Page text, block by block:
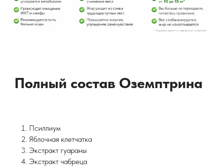
Полный состав Оземптрина
Псиллиум
Яблочная клетчатка
Экстракт гуараны
Экстракт чабреца